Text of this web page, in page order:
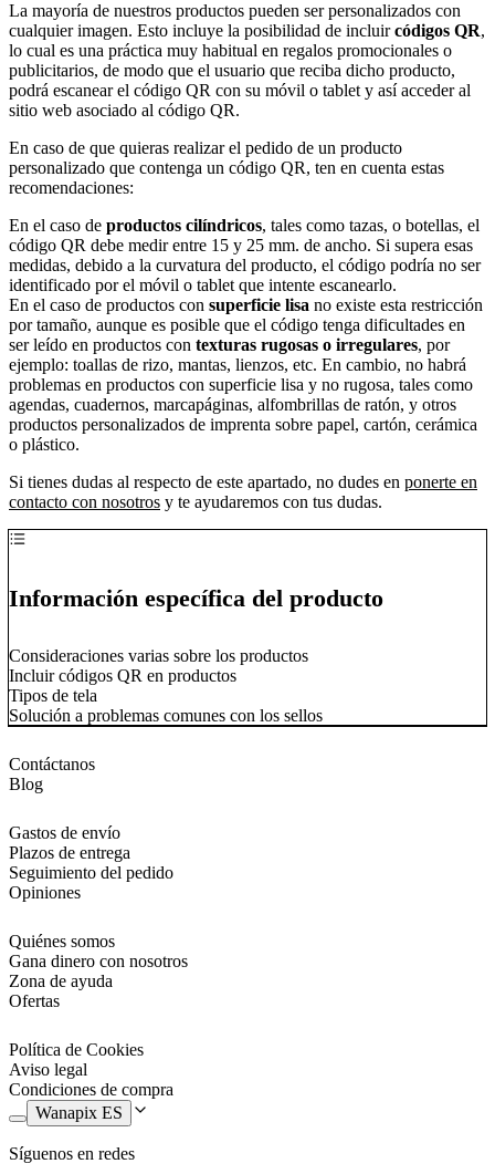
La mayoría de nuestros productos pueden ser personalizados con
cualquier imagen. Esto incluye la posibilidad de incluircódigos QR,
lo cual es una práctica muy habitual en regalos promocionales o
publicitarios, de modo que el usuario que reciba dicho producto,
podrá escanear el código QR con su móvil o tablet y así acceder al
sitio web asociado al código QR.
En caso de que quieras realizar el pedido de un producto
personalizado que contenga un código QR, ten en cuenta estas
recomendaciones:
En el caso de productos cilíndricos, tales como tazas, o botellas, el
código QR debe medir entre 15 y 25 mm. de ancho. Si supera esas
medidas, debido a la curvatura del producto, el código podría no ser
identificado por el móvil o tablet que intente escanearlo.
En el caso de productos con superficie lisa no existe esta restricción
por tamaño, aunque es posible que el código tenga dificultades en
ser leído en productos con texturas rugosas o irregulares, por
ejemplo: toallas de rizo, mantas, lienzos, etc. En cambio, no habrá
problemas en productos con superficie lisa y no rugosa, tales como
agendas, cuadernos, marcapáginas, alfombrillas de ratón, y otros
productos personalizados de imprenta sobre papel, cartón, cerámica
o plástico.
Si tienes dudas al respecto de este apartado, no dudes en ponerte en
contacto con nosotros y te ayudaremos con tus dudas.
Información específica del producto
Consideraciones varias sobre los productos
Incluir códigos QR en productos
Tipos de tela
Solución a problemas comunes con los sellos
Contáctanos
Blog
Gastos de envío
Plazos de entrega
Seguimiento del pedido
Opiniones
Quiénes somos
Gana dinero con nosotros
Zona de ayuda
Ofertas
Política de Cookies
Aviso legal
Condiciones de compra
Wanapix ES
Síguenos en redes